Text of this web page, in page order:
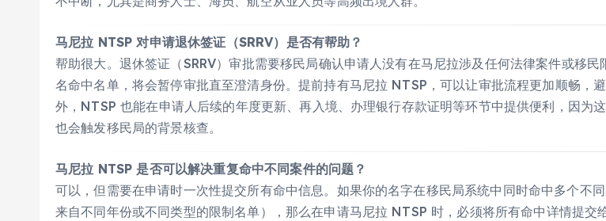
马尼拉 NTSP 对申请退休签证（SRRV）是否有帮助？
帮助很大。退休签证（SRRV）审批需要移民局确认申请人没有在马尼拉涉及任何法律案件或移民
名命中名单，将会暂停审批直至澄清身份。提前持有马尼拉 NTSP，可以让审批流程更加顺畅，
外，NTSP 也能在申请人后续的年度更新、再入境、办理银行存款证明等环节中提供便利，因为
也会触发移民局的背景核查。
马尼拉 NTSP 是否可以解决重复命中不同案件的问题？
可以，但需要在申请时一次性提交所有命中信息。如果你的名字在移民局系统中同时命中多个不
来自不同年份或不同类型的限制名单），那么在申请马尼拉 NTSP 时，必须将所有命中详情提交